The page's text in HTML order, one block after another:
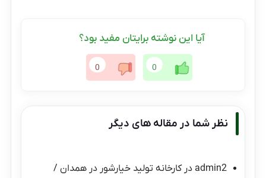
آیا این نوشته برایتان مفید بود؟
0
0
نظر شما در مقاله های دیگر
admin2 درکارخانه تولید خیارشور در همدان /